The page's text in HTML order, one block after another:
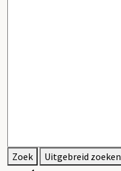
Zoek Uitgebreid zoeken